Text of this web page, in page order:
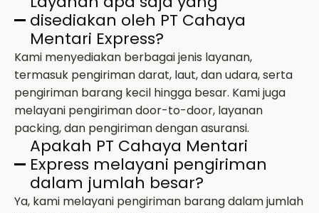
disediakan oleh PT Cahaya
Mentari Express?
Kami menyediakan berbagai jenis layanan,
termasuk pengiriman darat, laut, dan udara, serta
pengiriman barang kecil hingga besar. Kami juga
melayani pengiriman door-to-door, layanan
packing, dan pengiriman dengan asuransi.
Apakah PT Cahaya Mentari
Express melayani pengiriman
dalam jumlah besar?
Ya, kami melayani pengiriman barang dalam jumlah